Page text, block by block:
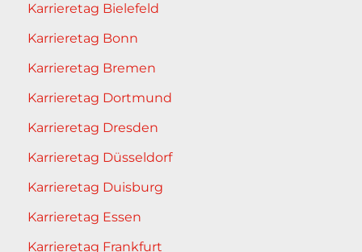
Karrieretag Bielefeld
Karrieretag Bonn
Karrieretag Bremen
Karrieretag Dortmund
Karrieretag Dresden
Karrieretag Düsseldorf
Karrieretag Duisburg
Karrieretag Essen
Karrieretag Frankfurt